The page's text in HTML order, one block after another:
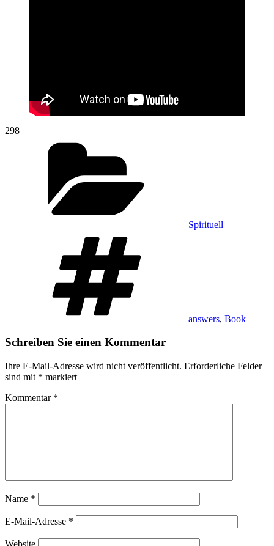
298
Spirituell
answers, Book
Schreiben Sie einen Kommentar
Ihre E-Mail-Adresse wird nicht veröffentlicht. Erforderliche Felder
sind mit * markiert
Kommentar *
Name *
E-Mail-Adresse *
Website